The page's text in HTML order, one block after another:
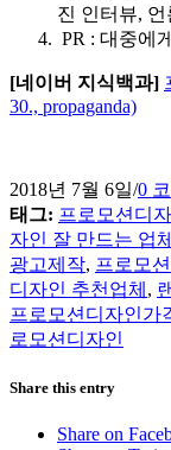
진 인터뷰,
PR : 대중에
[네이버 지식백과]
30., propaganda)
2018년 7월 6일/0
태그: 프로모션디
자인 잘 만드는 업체
광고제작, 프로모
디자인 추천업체 ,
프로모션디자인가
로모션디자인
Share this entry
Share on